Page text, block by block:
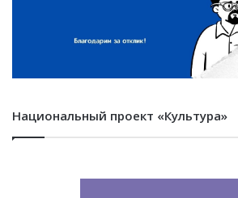
Национальный проект «Культура»